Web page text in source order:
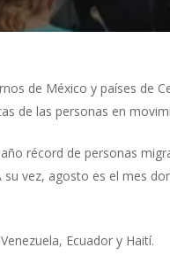
de México y países de
de las personas en
récord de personas
vez, agosto es el mes
Ecuador y Haití.